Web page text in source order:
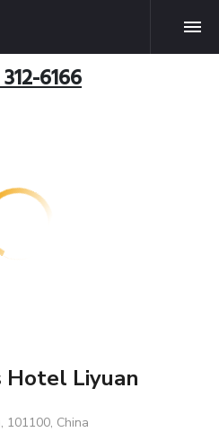
6166
Hotel Liyuan
101100, China